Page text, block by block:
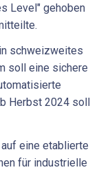
Level" gehoben
schweizweites
soll eine sichere
Herbst 2024 soll
eine etablierte
für industrielle